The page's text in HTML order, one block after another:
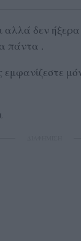
αλλά δεν ήξερα
πάντα .
εμφανίζεστε